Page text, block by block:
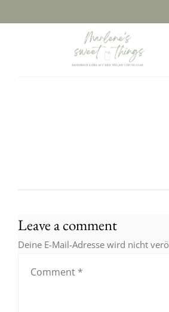
Leave a comment
Deine E-Mail-Adresse wird nicht